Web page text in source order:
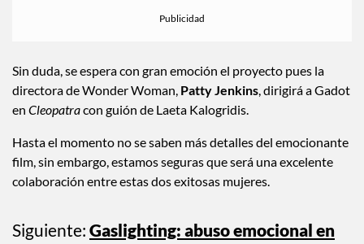
Sin duda, se espera con gran emoción el proyecto pues la
directora de Wonder Woman, Patty Jenkins, dirigirá a Gadot
en Cleopatracon guión de Laeta Kalogridis.
Hasta el momento no se saben más detalles del emocionante
film, sin embargo, estamos seguras que será una excelente
colaboración entre estas dos exitosas mujeres.
Siguiente: Gaslighting: abuso emocional en